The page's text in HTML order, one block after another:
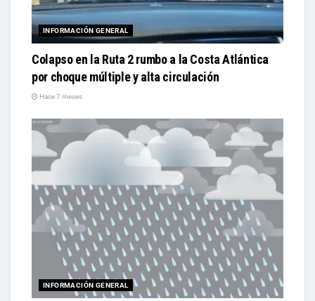
INFORMACIÓN GENERAL
Colapso en la Ruta 2 rumbo a la Costa Atlántica
por choque múltiple y alta circulación
Hace 7 meses
INFORMACIÓN GENERAL